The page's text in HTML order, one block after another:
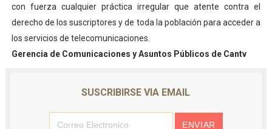
con fuerza cualquier práctica irregular que atente contra el
derecho de los suscriptores y de toda la población para acceder a
los servicios de telecomunicaciones.
Gerencia de Comunicaciones y Asuntos Públicos de Cantv
SUSCRIBIRSE VIA EMAIL